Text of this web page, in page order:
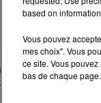
6 août 2026
ARÈNES
Après un
spectacle «
based on
Vous pouvez
mes choix". Vous
ce site. Vous
bas de chaque page.